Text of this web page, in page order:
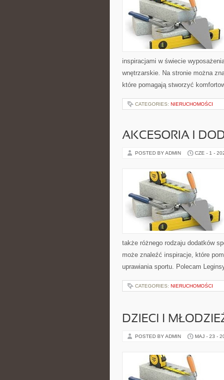
inspiracjami w świecie
wnętrzarskie. Na stronie można
które pomagają stworzyć
CATEGORIES: NIERUCHOMOŚCI
AKCESORIA I
POSTED BY ADMIN CZE - 1 -
także różnego rodzaju dodatków
może znaleźć inspiracje, które
uprawiania sportu. Polecam
CATEGORIES: NIERUCHOMOŚCI
DZIECI I
POSTED BY ADMIN MAJ - 23 -